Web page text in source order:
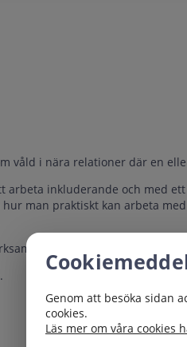
våld i nära relationer där en
arbeta inkluderande och med
man praktiskt kan arbeta
Genom att besöka sidan
cookies.
Läs mer om våra cookies